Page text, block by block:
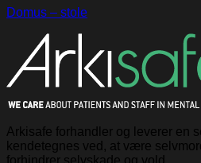
Domus – stole
Arkisafe forhandler og leverer en
kendetegnes ved, at være
forhindrer selvskade og vold.